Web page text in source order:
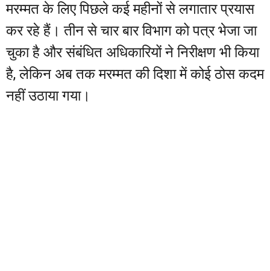
मरम्मत के लिए पिछले कई महीनों से लगातार प्रयास
कर रहे हैं। तीन से चार बार विभाग को पत्र भेजा जा
चुका है और संबंधित अधिकारियों ने निरीक्षण भी किया
है, लेकिन अब तक मरम्मत की दिशा में कोई ठोस कदम
नहीं उठाया गया।